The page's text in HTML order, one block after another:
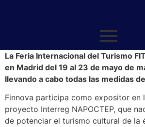
La Feria Internacional del Turismo
en Madrid del 19 al 23 de mayo de
llevando a cabo todas las medidas
Finnova participa como expositor en
proyecto Interreg NAPOCTEP, que
de potenciar el turismo cultural de la